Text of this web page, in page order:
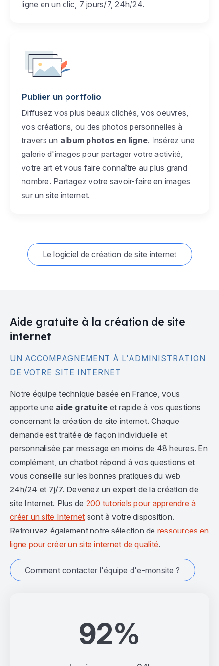
ligne en un clic, 7 jours/7, 24h/24.
Publier un portfolio
Diffusez vos plus beaux clichés, vos oeuvres,
vos créations, ou des photos personnelles à
travers un album photos en ligne. Insérez une
galerie d'images pour partager votre activité,
votre art et vous faire connaître au plus grand
nombre. Partagez votre savoir-faire en images
sur un site internet.
Le logiciel de création de site internet
92%
Aide gratuite à la création de site
internet
UN ACCOMPAGNEMENT À L'ADMINISTRATION
DE VOTRE SITE INTERNET
Notre équipe technique basée en France, vous
apporte une aide gratuite et rapide à vos questions
concernant la création de site internet. Chaque
demande est traitée de façon individuelle et
personnalisée par message en moins de 48 heures. En
complément, un chatbot répond à vos questions et
vous conseille sur les bonnes pratiques du web
24h/24 et 7j/7. Devenez un expert de la création de
site Internet. Plus de 200 tutoriels pour apprendre à
créer un site Internet sont à votre disposition.
Retrouvez également notre sélection de ressources en
ligne pour créer un site internet de qualité.
Comment contacter l'équipe d'e-monsite ?